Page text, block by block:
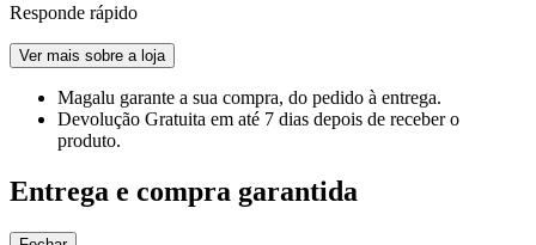
Responde rápido
Ver mais sobre a loja
Magalu garante a sua compra, do pedido à entrega.
Devolução Gratuita em até 7 dias depois de receber o
produto.
Entrega e compra garantida